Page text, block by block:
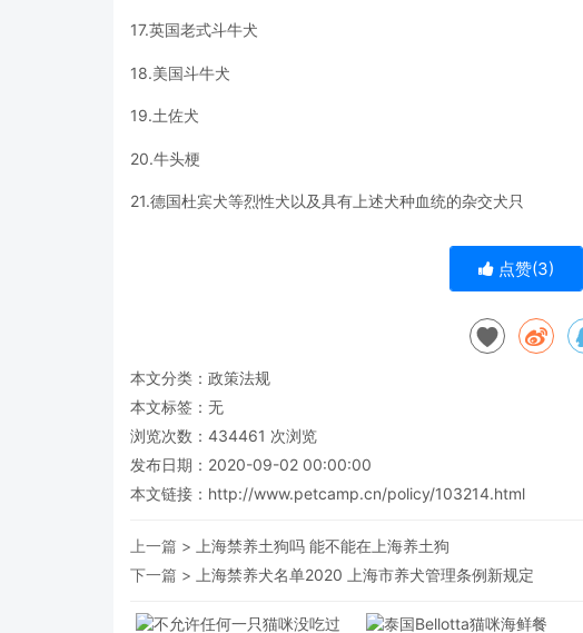
17.英国老式斗牛犬
18.美国斗牛犬
19.土佐犬
20.牛头梗
21.德国杜宾犬等烈性犬以及具有上述犬种血统的杂交犬只
点赞(3)
本文分类： 政策法规
本文标签：无
浏览次数： 434461 次浏览
发布日期：2020-09-02 00:00:00
本文链接： http://www.petcamp.cn/policy/103214.html
上一篇 >
上海禁养土狗吗 能不能在上海养土狗
下一篇 >
上海禁养犬名单2020 上海市养犬管理条例新规定